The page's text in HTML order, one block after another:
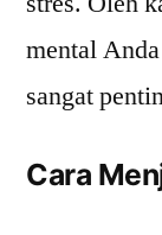
mental
sangat
Cara